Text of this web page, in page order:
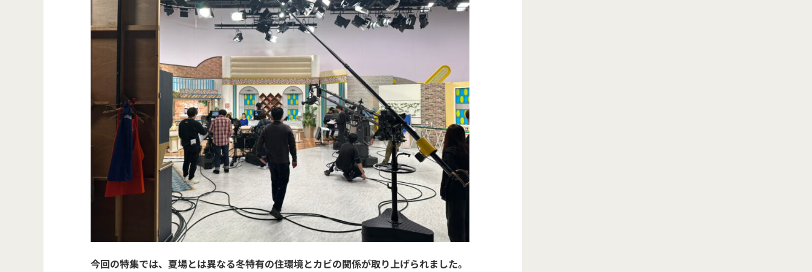
今回の特集では、夏場とは異なる冬特有の住環境とカビの関係が取り上げられました。